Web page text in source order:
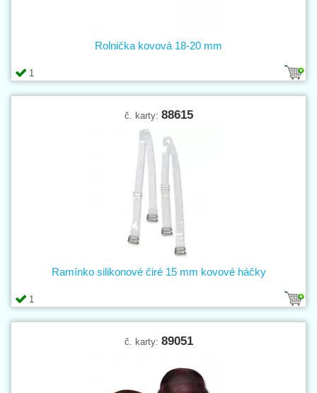
1
Rolnička kovová 18-20 mm
č. karty: 88615
1
Ramínko silikonové čiré 15 mm kovové háčky
č. karty: 89051